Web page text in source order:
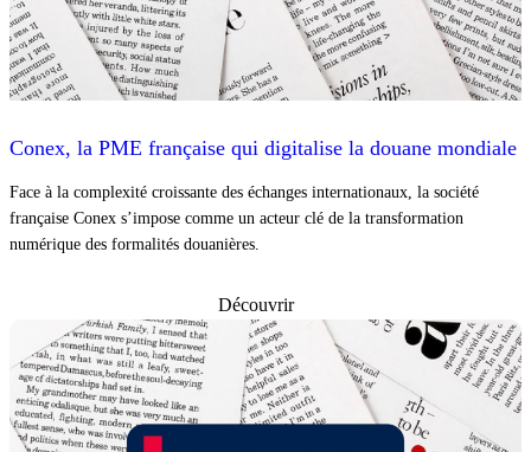
Conex, la PME française qui digitalise la douane mondiale
Face à la complexité croissante des échanges internationaux, la société
française Conex s’impose comme un acteur clé de la transformation
numérique des formalités douanières.
Découvrir